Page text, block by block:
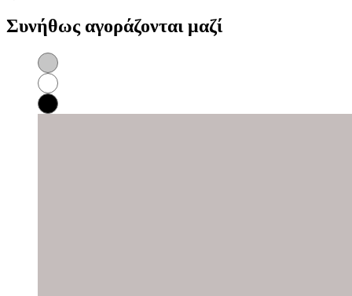
Συνήθως αγοράζονται μαζί